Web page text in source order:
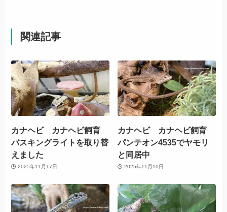
関連記事
カナヘビ カナヘビ飼育
バスキングライトを取り替
えました
2025年11月17日
カナヘビ カナヘビ飼育
パンテオン4535でヤモリ
と同居中
2025年11月10日